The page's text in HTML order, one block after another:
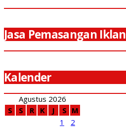
Jasa Pemasangan Iklan
Kalender
Agustus 2026
S
S R K J S M
1
2